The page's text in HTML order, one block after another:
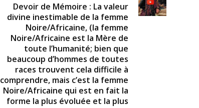
Devoir de Mémoire : La valeur
divine inestimable de la femme
Noire/Africaine, (la femme
Noire/Africaine est la Mère de
toute l’humanité; bien que
beaucoup d’hommes de toutes
races trouvent cela difficile à
comprendre, mais c’est la femme
Noire/Africaine qui est en fait la
forme la plus évoluée et la plus